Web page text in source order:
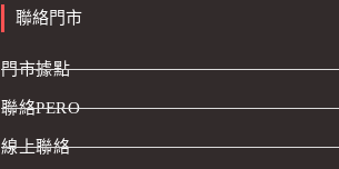
聯絡門市
門市據點
聯絡PERO
線上聯絡